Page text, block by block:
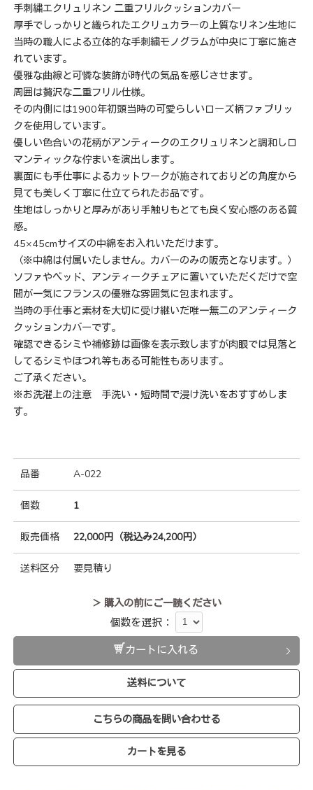
手刺繍エクリュリネン 二重フリルクッションカバー
厚手でしっかりと織られたエクリュカラーの上質なリネン生地に
当時の職人による立体的な手刺繍モノグラムが中央に丁寧に施さ
れています。
優雅な曲線と可憐な装飾が時代の気品を感じさせます。
周囲は贅沢な二重フリル仕様。
その内側には1900年初頭当時の可愛らしいローズ柄ファブリッ
クを使用しています。
優しい色合いの花柄がアンティークのエクリュリネンと調和しロ
マンティックな佇まいを演出します。
裏面にも手仕事によるカットワークが施されておりどの角度から
見ても美しく丁寧に仕立てられたお品です。
生地はしっかりと厚みがあり手触りもとても良く安心感のある質
感。
45×45cmサイズの中綿をお入れいただけます。
（※中綿は付属いたしません。カバーのみの販売となります。）
ソファやベッド、アンティークチェアに置いていただくだけで空
間が一気にフランスの優雅な雰囲気に包まれます。
当時の手仕事と素材を大切に受け継いだ唯一無二のアンティーク
クッションカバーです。
確認できるシミや補修跡は画像を表示致しますが肉眼では見落と
してるシミやほつれ等もある可能性もあります。
ご了承ください。
※お洗濯上の注意 手洗い・短時間で浸け洗いをおすすめしま
す。
品番 A-022
個数 1
販売価格 22,000円（税込み24,200円）
送料区分 要見積り
＞ 購入の前にご一読ください
個数を選択：
カートに入れる
送料について
こちらの商品を問い合わせる
カートを見る